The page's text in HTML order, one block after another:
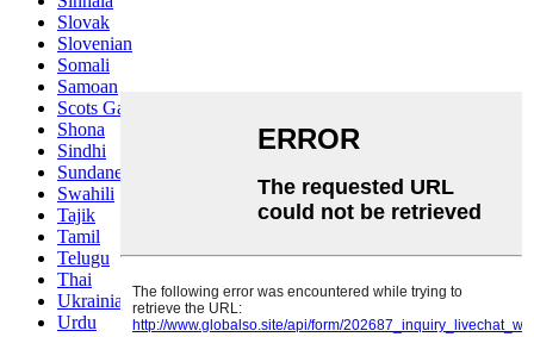
Slovak
Slovenian
Somali
Samoan
Scots Gaelic
Shona
Sindhi
Sundanese
Swahili
Tajik
Tamil
Telugu
Thai
Ukrainian
Urdu